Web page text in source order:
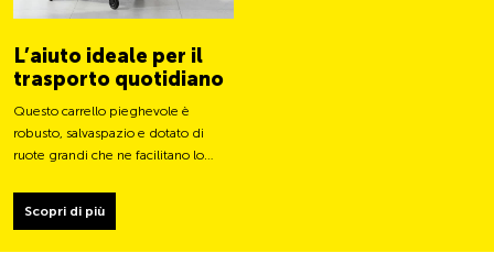
L’aiuto ideale per il
trasporto quotidiano
Questo carrello pieghevole è
robusto, salvaspazio e dotato di
ruote grandi che ne facilitano lo
Scopri di più